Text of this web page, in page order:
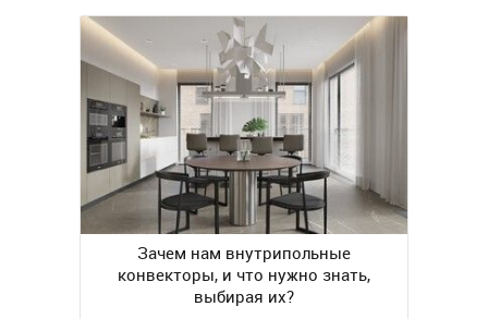
Зачем нам внутрипольные
конвекторы, и что нужно знать,
выбирая их?